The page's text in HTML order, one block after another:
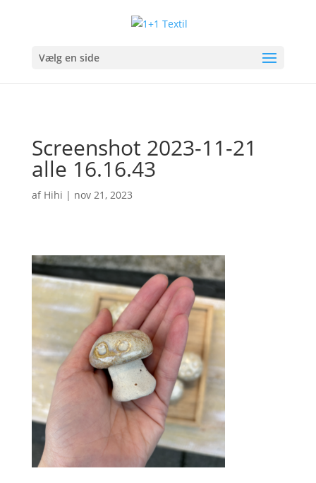
Vælg en side
Screenshot 2023-11-21
alle 16.16.43
af Hihi | nov 21, 2023